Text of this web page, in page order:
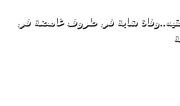
شابة في ظروف غامضة في